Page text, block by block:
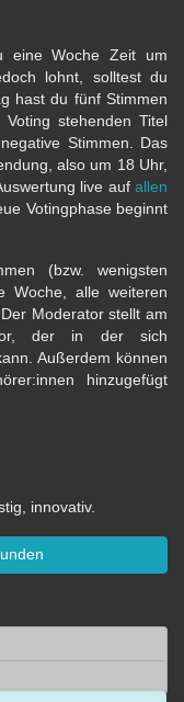
eine Woche Zeit um
lohnt, solltest du
hast du fünf Stimmen
stehenden Titel
Stimmen. Das
also um 18 Uhr,
live auf allen
Votingphase beginnt
(bzw. wenigsten
Woche, alle weiteren
Moderator stellt am
der in der sich
Außerdem können
hinzugefügt
innovativ.